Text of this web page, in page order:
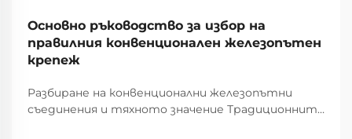
Основно ръководство за избор на
правилния конвенционален железопътен
крепеж
Разбиране на конвенционални железопътни
съединения и тяхното значение Традиционните